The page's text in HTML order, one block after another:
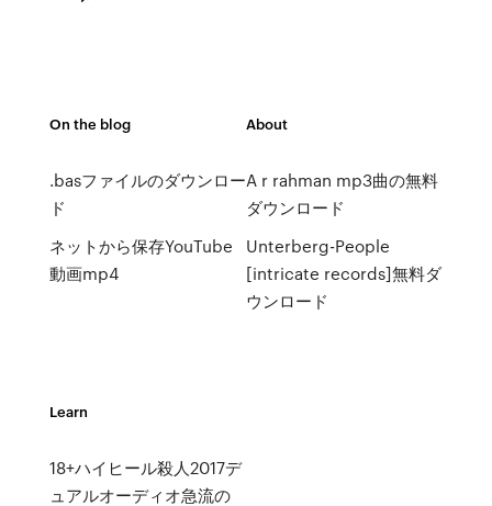
On the blog
.basファイルのダウンロー
ド
ネットから保存YouTube
動画mp4
About
A r rahman mp3曲の無料
ダウンロード
Unterberg-People
[intricate records]無料ダ
ウンロード
Learn
18+ハイヒール殺人2017デ
ュアルオーディオ急流の